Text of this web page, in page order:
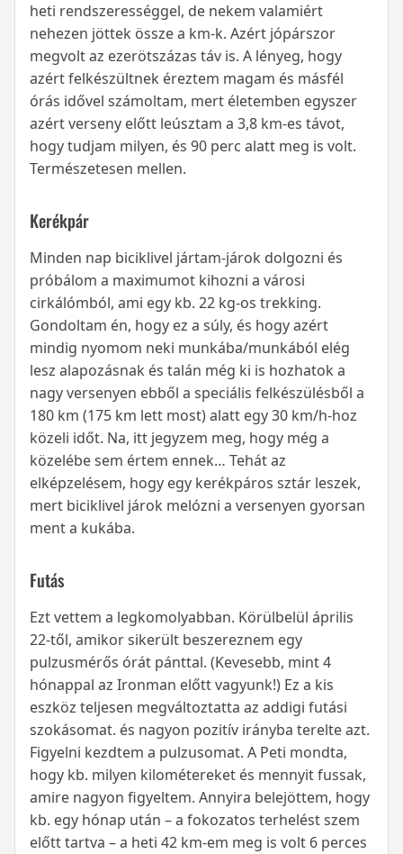
heti rendszerességgel, de nekem valamiért
nehezen jöttek össze a km-k. Azért jópárszor
megvolt az ezerötszázas táv is. A lényeg, hogy
azért felkészültnek éreztem magam és másfél
órás idővel számoltam, mert életemben egyszer
azért verseny előtt leúsztam a 3,8 km-es távot,
hogy tudjam milyen, és 90 perc alatt meg is volt.
Természetesen mellen.
Kerékpár
Minden nap biciklivel jártam-járok dolgozni és
próbálom a maximumot kihozni a városi
cirkálómból, ami egy kb. 22 kg-os trekking.
Gondoltam én, hogy ez a súly, és hogy azért
mindig nyomom neki munkába/munkából elég
lesz alapozásnak és talán még ki is hozhatok a
nagy versenyen ebből a speciális felkészülésből a
180 km (175 km lett most) alatt egy 30 km/h-hoz
közeli időt. Na, itt jegyzem meg, hogy még a
közelébe sem értem ennek… Tehát az
elképzelésem, hogy egy kerékpáros sztár leszek,
mert biciklivel járok melózni a versenyen gyorsan
ment a kukába.
Futás
Ezt vettem a legkomolyabban. Körülbelül április
22-től, amikor sikerült beszereznem egy
pulzusmérős órát pánttal. (Kevesebb, mint 4
hónappal az Ironman előtt vagyunk!) Ez a kis
eszköz teljesen megváltoztatta az addigi futási
szokásomat. és nagyon pozitív irányba terelte azt.
Figyelni kezdtem a pulzusomat. A Peti mondta,
hogy kb. milyen kilométereket és mennyit fussak,
amire nagyon figyeltem. Annyira belejöttem, hogy
kb. egy hónap után – a fokozatos terhelést szem
előtt tartva – a heti 42 km-em meg is volt 6 perces